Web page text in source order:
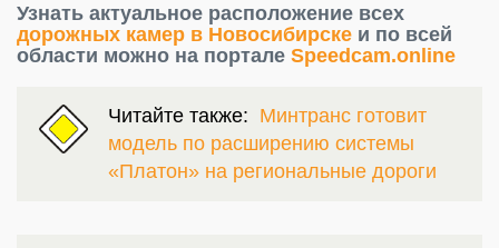
Узнать актуальное расположение всех
дорожных камер в Новосибирске и по всей
области можно на портале Speedcam.online
Читайте также: Минтранс готовит
модель по расширению системы
«Платон» на региональные дороги